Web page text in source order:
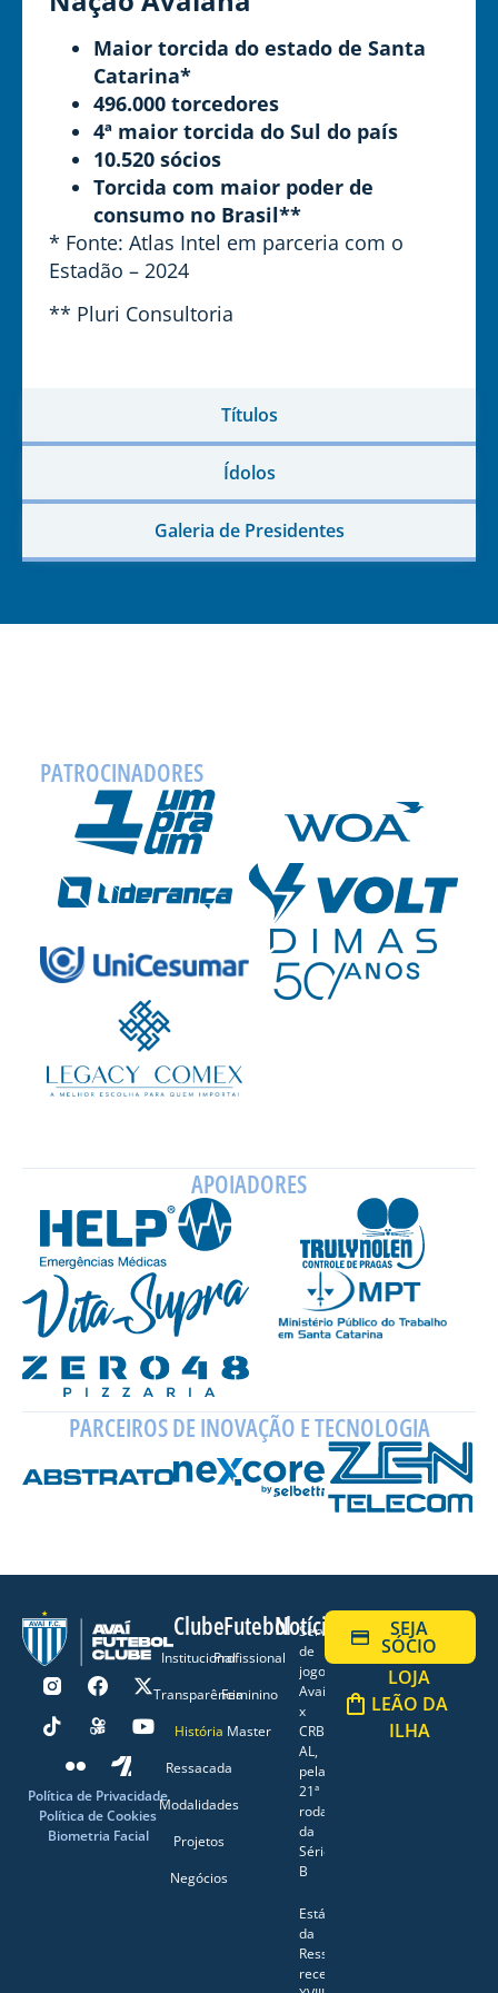
Títulos
Ídolos
Galeria de Presidentes
Maior torcida do estado de Santa
Catarina*
496.000 torcedores
4ª maior torcida do Sul do país
10.520 sócios
Torcida com maior poder de
consumo no Brasil**
* Fonte: Atlas Intel em parceria com o
Estadão – 2024
** Pluri Consultoria
PATROCINADORES
APOIADORES
PARCEIROS DE INOVAÇÃO E TECNOLOGIA
Política de Privacidade
Política de Cookies
Biometria Facial
Clube
Institucional
Transparência
História
Ressacada
Modalidades
Projetos
Negócios
Futebol
Profissional
Feminino
Master
Notícias
Serviço
de
jogo:
Avaí
x
CRB-
AL,
pela
21ª
rodada
da
Série
B
Estádio
da
Ressacada
recebe
SEJA
SÓCIO
LOJA
LEÃO DA
ILHA